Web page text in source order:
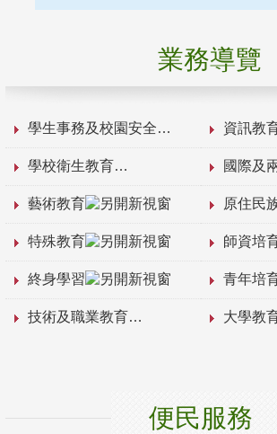
業務導覽
學生事務及校園安全 資訊教
學校衛生教育 國際及
藝術教育 原住民
特殊教育 師資培
終身學習 青年培
技術及職業教育 大學教
便民服務